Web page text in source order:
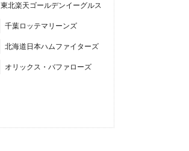
東北楽天ゴールデンイーグルス
千葉ロッテマリーンズ
北海道日本ハムファイターズ
オリックス・バファローズ